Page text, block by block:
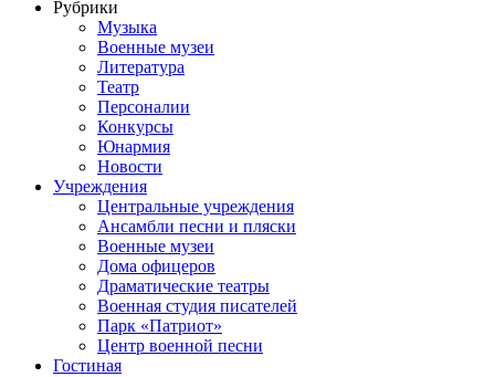
Рубрики
Музыка
Военные музеи
Литература
Театр
Персоналии
Конкурсы
Юнармия
Новости
Учреждения
Центральные учреждения
Ансамбли песни и пляски
Военные музеи
Дома офицеров
Драматические театры
Военная студия писателей
Парк «Патриот»
Центр военной песни
Гостиная